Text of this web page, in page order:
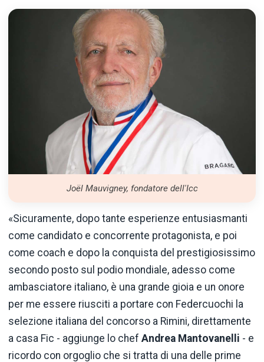
Joël Mauvigney, fondatore dell'Icc
«Sicuramente, dopo tante esperienze entusiasmanti
come candidato e concorrente protagonista, e poi
come coach e dopo la conquista del prestigiosissimo
secondo posto sul podio mondiale, adesso come
ambasciatore italiano, è una grande gioia e un onore
per me essere riusciti a portare con Federcuochi la
selezione italiana del concorso a Rimini, direttamente
a casa Fic - aggiunge lo chef Andrea Mantovanelli - e
ricordo con orgoglio che si tratta di una delle prime